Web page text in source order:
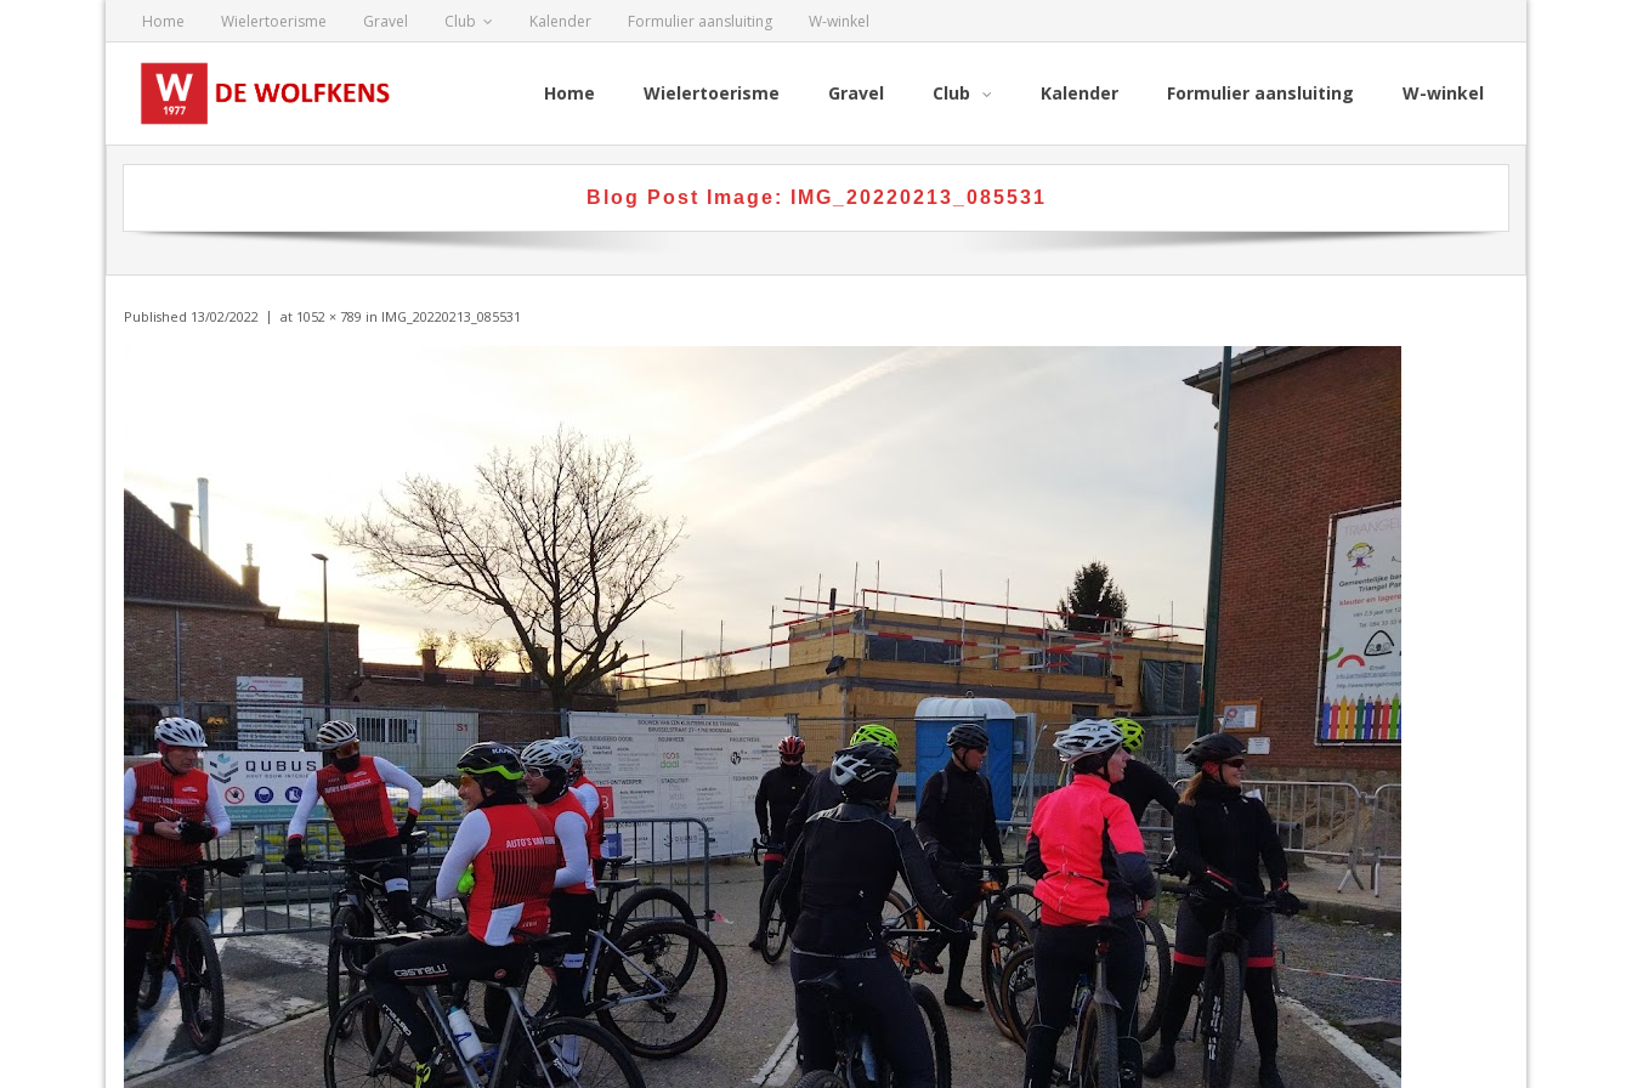
content
Home Wielertoerisme Gravel Club Kalender Formulier aansluiting W-winkel
Home Wielertoerisme Gravel Club Kalender Formulier aansluiting W-winkel
Blog Post Image: IMG_20220213_085531
Published 13/02/2022 at 1052 × 789 in IMG_20220213_085531